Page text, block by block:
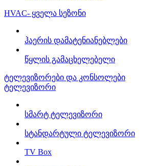
HVAC- ყველა სეზონი
ჰაერის დამატენიანებლები
წყლის გამაცხელებელი
ტელევიზორები და კონსოლები
ტელევიზორი
სმარტ ტელევიზორი
სტანდარტული ტელევიზორი
TV Box